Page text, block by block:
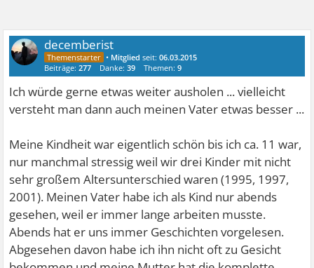
decemberist
• Mitglied seit:06.03.2015
Beiträge:277 Danke:39 Themen:9
Ich würde gerne etwas weiter ausholen ... vielleicht
versteht man dann auch meinen Vater etwas besser ...
Meine Kindheit war eigentlich schön bis ich ca. 11 war,
nur manchmal stressig weil wir drei Kinder mit nicht
sehr großem Altersunterschied waren (1995, 1997,
2001). Meinen Vater habe ich als Kind nur abends
gesehen, weil er immer lange arbeiten musste.
Abends hat er uns immer Geschichten vorgelesen.
Abgesehen davon habe ich ihn nicht oft zu Gesicht